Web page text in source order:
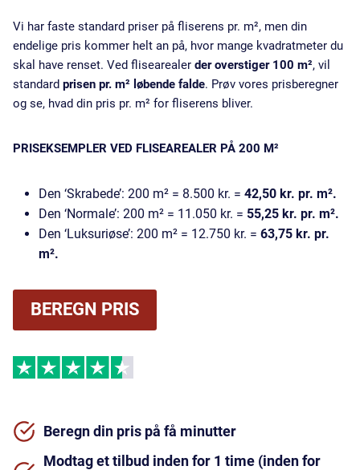
Vi har faste standard priser på fliserens pr. m², men din
endelige pris kommer helt an på, hvor mange kvadratmeter du
skal have renset. Ved flisearealer der overstiger 100 m², vil
standard prisen pr. m² løbende falde. Prøv vores prisberegner
og se, hvad din pris pr. m² for fliserens bliver.
PRISEKSEMPLER VED FLISEAREALER PÅ 200 M²
Den ‘Skrabede’: 200 m² = 8.500 kr. = 42,50 kr. pr. m².
Den ‘Normale’: 200 m² = 11.050 kr. = 55,25 kr. pr. m².
Den ‘Luksuriøse’: 200 m² = 12.750 kr. = 63,75 kr. pr.
m².
BEREGN PRIS
Beregn din pris på få minutter
Modtag et tilbud inden for 1 time (inden for